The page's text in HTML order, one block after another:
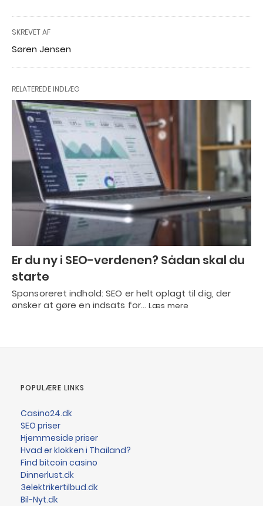
SKREVET AF
Søren Jensen
RELATEREDE INDLÆG
Er du ny i SEO-verdenen? Sådan skal du
starte
Sponsoreret indhold: SEO er helt oplagt til dig, der
ønsker at gøre en indsats for…Læs mere
POPULÆRE LINKS
Casino24.dk
SEO priser
Hjemmeside priser
Hvad er klokken i Thailand?
Find bitcoin casino
Dinnerlust.dk
3elektrikertilbud.dk
Bil-Nyt.dk